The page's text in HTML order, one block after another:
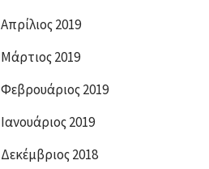
Απρίλιος 2019
Μάρτιος 2019
Φεβρουάριος 2019
Ιανουάριος 2019
Δεκέμβριος 2018